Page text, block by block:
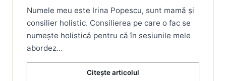
Numele meu este Irina Popescu, sunt mamă și
consilier holistic. Consilierea pe care o fac se
numește holistică pentru că în sesiunile mele
abordez…
Citește articolul